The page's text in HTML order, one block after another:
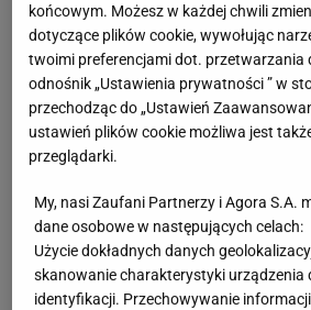
wyników był remis po 90, piłkę
meczubyły w ich rękach – mogli
oddać rzut wraz z końcową
wygraliby. Pudło oznaczało
miałby już czasu na odpowiedź.
Rozgrywający CSKA Daniel
zastanawiając się komu podać
decydującą akcją. Na tyle długo,
wmieszał się Amerykanin z
końcowym. Możesz w każdej chwili
dotyczące plików cookie, wywołując
twoimi preferencjami dot. przetwarzania
odnośnik „Ustawienia prywatności ” w
przechodząc do „Ustawień
ustawień plików cookie możliwa jest
przeglądarki.
My, nasi Zaufani Partnerzy i Agora S.A.
dane osobowe w następujących celach:
Użycie dokładnych danych
skanowanie charakterystyki urządzenia
identyfikacji. Przechowywanie